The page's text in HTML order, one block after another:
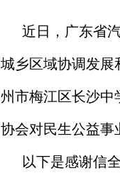
近日，广东省
城乡区域协调发展
州市梅江区长沙中
协会对民生公益事
以下是感谢信